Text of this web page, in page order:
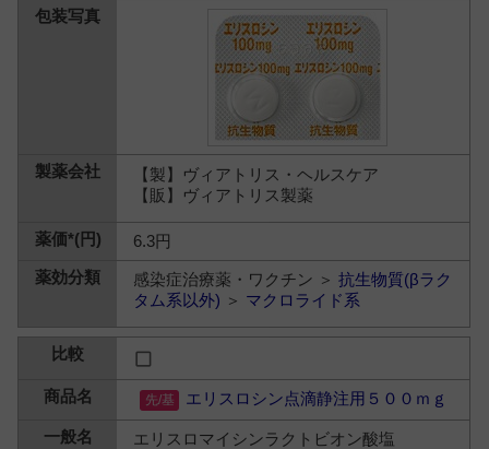
【製】ヴィアトリス・ヘルスケア
【販】ヴィアトリス製薬
6.3円
感染症治療薬・ワクチン ＞抗生物質(βラク
タム系以外) ＞ マクロライド系
エリスロシン点滴静注用５００ｍｇ
エリスロマイシンラクトビオン酸塩